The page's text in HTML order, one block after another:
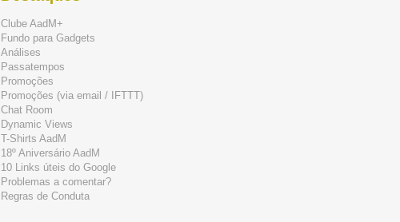
Clube AadM+
Fundo para Gadgets
Análises
Passatempos
Promoções
Promoções (via email / IFTTT)
Chat Room
Dynamic Views
T-Shirts AadM
18º Aniversário AadM
10 Links úteis do Google
Problemas a comentar?
Regras de Conduta